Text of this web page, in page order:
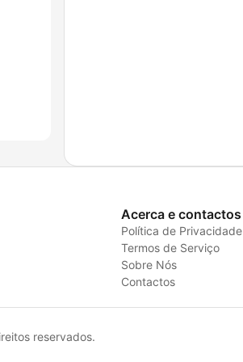
Acerca e contactos
Política de Privacidade
Termos de Serviço
Sobre Nós
Contactos
reservados.